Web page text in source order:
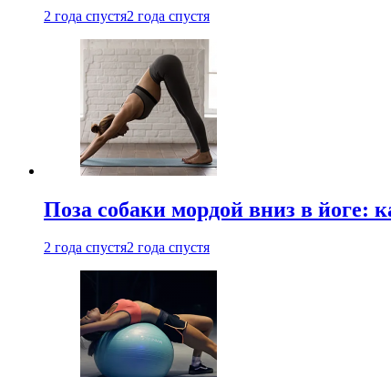
2 года спустя2 года спустя
Поза собаки мордой вниз в йоге:
2 года спустя2 года спустя